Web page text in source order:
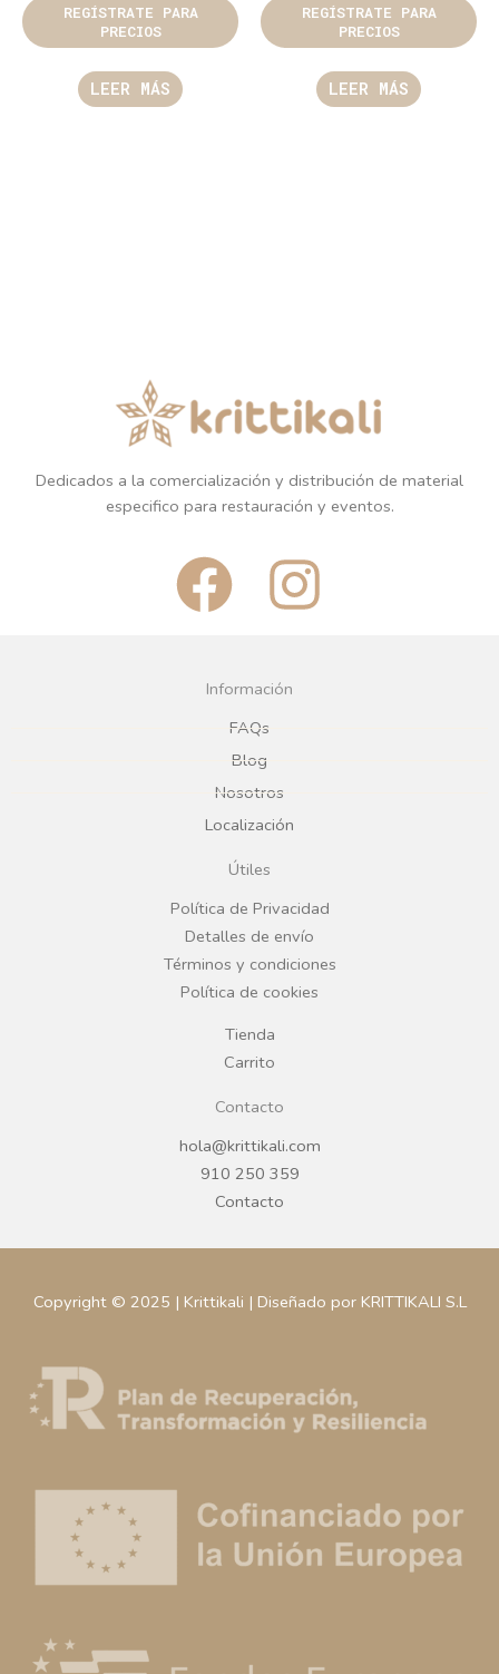
REGÍSTRATE PARA
PRECIOS
LEER MÁS
REGÍSTRATE PARA
PRECIOS
LEER MÁS
Dedicados a la comercialización y distribución de material
especifico para restauración y eventos.
F
a
c
e
b
o
o
k
I
n
g
r
a
Información
FAQs
Blog
Nosotros
Localización
Útiles
Política de Privacidad
Detalles de envío
Términos y condiciones
Política de cookies
Tienda
Carrito
Contacto
hola@krittikali.com
910 250 359
Contacto
Copyright © 2025 | Krittikali | Diseñado por KRITTIKALI S.L